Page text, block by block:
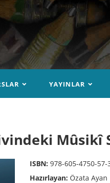
YAYINLAR
Mûsikî
ISBN: 978-605-4750-57-
Hazırlayan: Özata Ayan